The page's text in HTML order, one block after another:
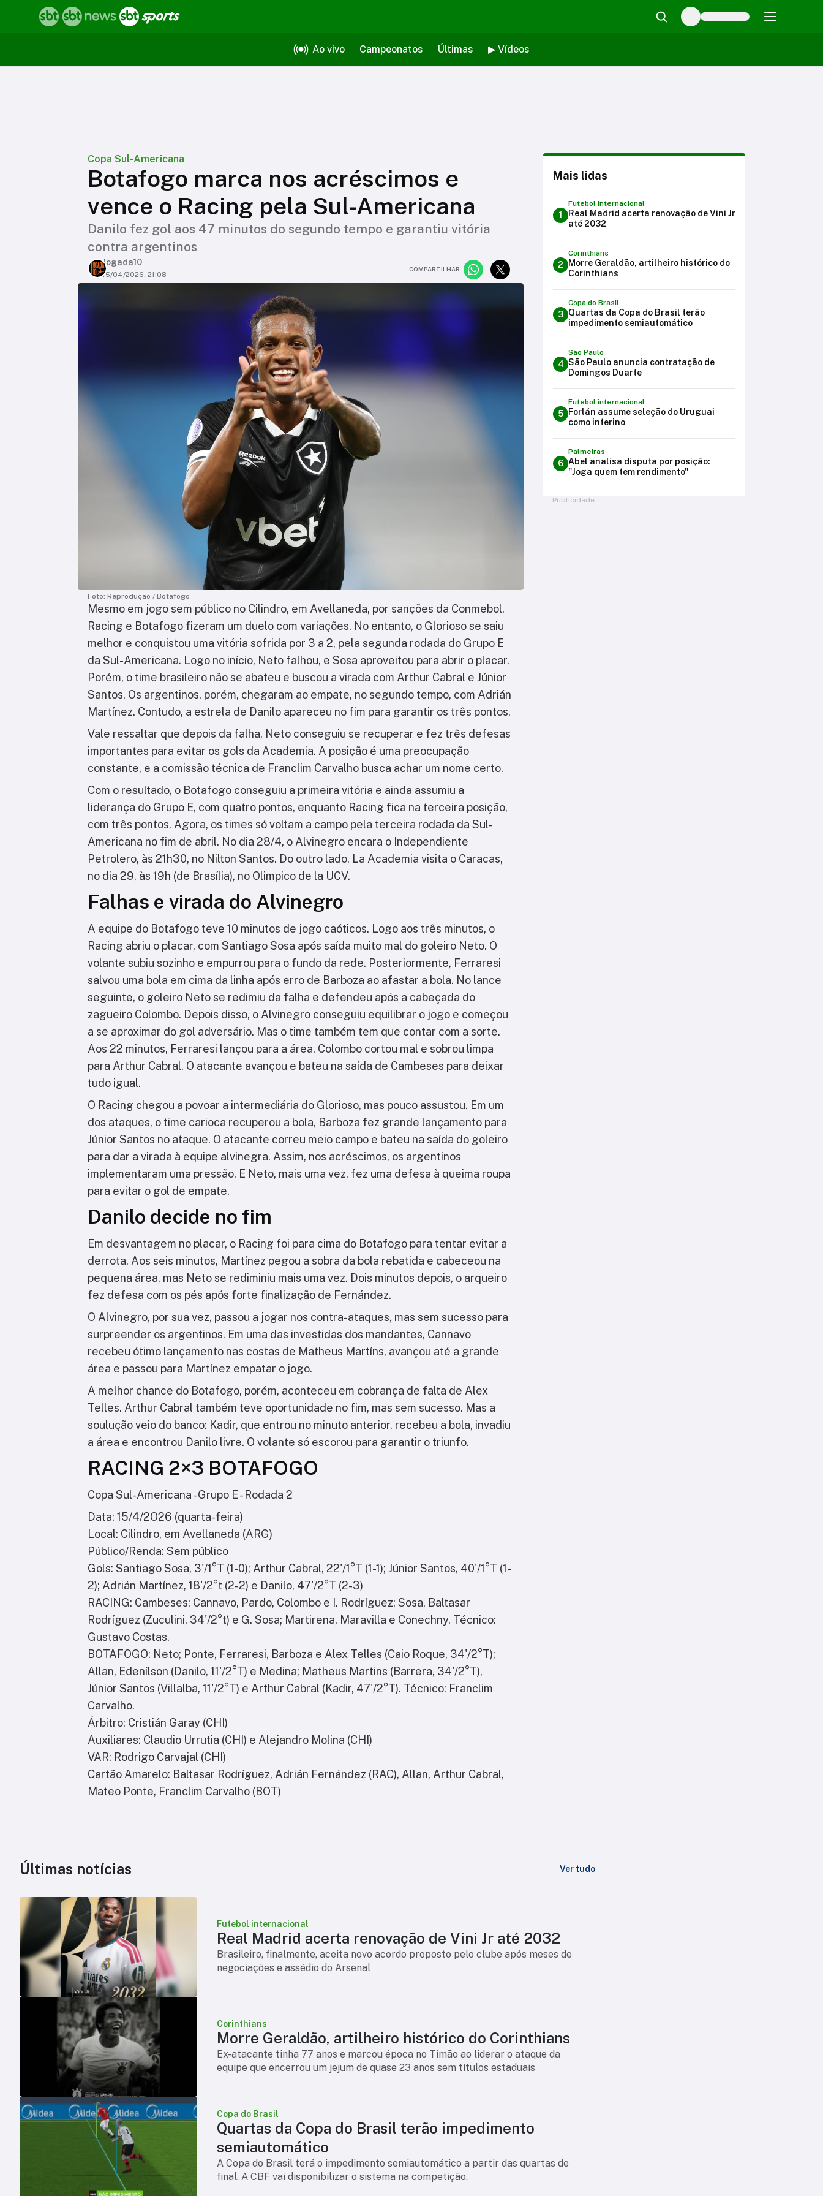
Ao vivo Campeonatos Últimas ▶ Vídeos
Copa Sul-Americana
Botafogo marca nos acréscimos e
vence o Racing pela Sul-Americana
Danilo fez gol aos 47 minutos do segundo tempo e garantiu vitória
contra argentinos
Jogada10
15/04/2026, 21:08
COMPARTILHAR
Foto: Reprodução / Botafogo
Mesmo em jogo sem público no Cilindro, em Avellaneda, por sanções da Conmebol,
Racing e Botafogo fizeram um duelo com variações. No entanto, o Glorioso se saiu
melhor e conquistou uma vitória sofrida por 3 a 2, pela segunda rodada do Grupo E
da Sul-Americana. Logo no início, Neto falhou, e Sosa aproveitou para abrir o placar.
Porém, o time brasileiro não se abateu e buscou a virada com Arthur Cabral e Júnior
Santos. Os argentinos, porém, chegaram ao empate, no segundo tempo, com Adrián
Martínez. Contudo, a estrela de Danilo apareceu no fim para garantir os três pontos.
Vale ressaltar que depois da falha, Neto conseguiu se recuperar e fez três defesas
importantes para evitar os gols da Academia. A posição é uma preocupação
constante, e a comissão técnica de Franclim Carvalho busca achar um nome certo.
Com o resultado, o Botafogo conseguiu a primeira vitória e ainda assumiu a
liderança do Grupo E, com quatro pontos, enquanto Racing fica na terceira posição,
com três pontos. Agora, os times só voltam a campo pela terceira rodada da Sul-
Americana no fim de abril. No dia 28/4, o Alvinegro encara o Independiente
Petrolero, às 21h30, no Nilton Santos. Do outro lado, La Academia visita o Caracas,
no dia 29, às 19h (de Brasília), no Olimpico de la UCV.
Falhas e virada do Alvinegro
A equipe do Botafogo teve 10 minutos de jogo caóticos. Logo aos três minutos, o
Racing abriu o placar, com Santiago Sosa após saída muito mal do goleiro Neto. O
volante subiu sozinho e empurrou para o fundo da rede. Posteriormente, Ferraresi
salvou uma bola em cima da linha após erro de Barboza ao afastar a bola. No lance
seguinte, o goleiro Neto se redimiu da falha e defendeu após a cabeçada do
zagueiro Colombo. Depois disso, o Alvinegro conseguiu equilibrar o jogo e começou
a se aproximar do gol adversário. Mas o time também tem que contar com a sorte.
Aos 22 minutos, Ferraresi lançou para a área, Colombo cortou mal e sobrou limpa
para Arthur Cabral. O atacante avançou e bateu na saída de Cambeses para deixar
tudo igual.
O Racing chegou a povoar a intermediária do Glorioso, mas pouco assustou. Em um
dos ataques, o time carioca recuperou a bola, Barboza fez grande lançamento para
Júnior Santos no ataque. O atacante correu meio campo e bateu na saída do goleiro
para dar a virada à equipe alvinegra. Assim, nos acréscimos, os argentinos
implementaram uma pressão. E Neto, mais uma vez, fez uma defesa à queima roupa
para evitar o gol de empate.
Danilo decide no fim
Em desvantagem no placar, o Racing foi para cima do Botafogo para tentar evitar a
derrota. Aos seis minutos, Martínez pegou a sobra da bola rebatida e cabeceou na
pequena área, mas Neto se rediminiu mais uma vez. Dois minutos depois, o arqueiro
fez defesa com os pés após forte finalização de Fernández.
O Alvinegro, por sua vez, passou a jogar nos contra-ataques, mas sem sucesso para
surpreender os argentinos. Em uma das investidas dos mandantes, Cannavo
recebeu ótimo lançamento nas costas de Matheus Martíns, avançou até a grande
área e passou para Martínez empatar o jogo.
A melhor chance do Botafogo, porém, aconteceu em cobrança de falta de Alex
Telles. Arthur Cabral também teve oportunidade no fim, mas sem sucesso. Mas a
soulução veio do banco: Kadir, que entrou no minuto anterior, recebeu a bola, invadiu
a área e encontrou Danilo livre. O volante só escorou para garantir o triunfo.
RACING 2×3 BOTAFOGO
Copa Sul-Americana - Grupo E - Rodada 2
Data: 15/4/2O26 (quarta-feira)
Local: Cilindro, em Avellaneda (ARG)
Público/Renda: Sem público
Gols: Santiago Sosa, 3'/1°T (1-0); Arthur Cabral, 22'/1°T (1-1); Júnior Santos, 40'/1°T (1-
2); Adrián Martínez, 18'/2°t (2-2) e Danilo, 47'/2°T (2-3)
RACING: Cambeses; Cannavo, Pardo, Colombo e I. Rodríguez; Sosa, Baltasar
Rodríguez (Zuculini, 34'/2°t) e G. Sosa; Martirena, Maravilla e Conechny. Técnico:
Gustavo Costas.
BOTAFOGO: Neto; Ponte, Ferraresi, Barboza e Alex Telles (Caio Roque, 34'/2°T);
Allan, Edenílson (Danilo, 11'/2°T) e Medina; Matheus Martins (Barrera, 34'/2°T),
Júnior Santos (Villalba, 11'/2°T) e Arthur Cabral (Kadir, 47'/2°T). Técnico: Franclim
Carvalho.
Árbitro: Cristián Garay (CHI)
Auxiliares: Claudio Urrutia (CHI) e Alejandro Molina (CHI)
VAR: Rodrigo Carvajal (CHI)
Cartão Amarelo: Baltasar Rodríguez, Adrián Fernández (RAC), Allan, Arthur Cabral,
Mateo Ponte, Franclim Carvalho (BOT)
Mais lidas
1
Futebol internacional
Real Madrid acerta renovação de Vini Jr
até 2032
2
Corinthians
Morre Geraldão, artilheiro histórico do
Corinthians
3
Copa do Brasil
Quartas da Copa do Brasil terão
impedimento semiautomático
4
São Paulo
São Paulo anuncia contratação de
Domingos Duarte
5
Futebol internacional
Forlán assume seleção do Uruguai
como interino
6
Palmeiras
Abel analisa disputa por posição:
"Joga quem tem rendimento"
Publicidade
Últimas notícias Ver tudo
Futebol internacional
Real Madrid acerta renovação de Vini Jr até 2032
Brasileiro, finalmente, aceita novo acordo proposto pelo clube após meses de
negociações e assédio do Arsenal
Corinthians
Morre Geraldão, artilheiro histórico do Corinthians
Ex-atacante tinha 77 anos e marcou época no Timão ao liderar o ataque da
equipe que encerrou um jejum de quase 23 anos sem títulos estaduais
Copa do Brasil
Quartas da Copa do Brasil terão impedimento
semiautomático
A Copa do Brasil terá o impedimento semiautomático a partir das quartas de
final. A CBF vai disponibilizar o sistema na competição.